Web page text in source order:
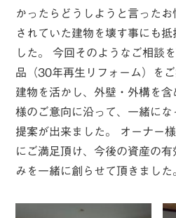
かったらどうしようと言った
されていた建物を壊す事にも
した。 今回そのようなご相談
品（30年再生リフォーム）を
建物を活かし、外壁・外構を
様のご意向に沿って、一緒に
提案が出来ました。 オーナー
にご満足頂け、今後の資産の
みを一緒に創らせて頂きました